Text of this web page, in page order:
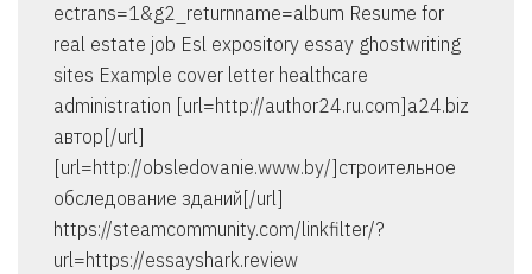
ectrans=1&g2_returnname=album Resume for
real estate job Esl expository essay ghostwriting
sites Example cover letter healthcare
administration [url=http://author24.ru.com]а24.biz
автор[/url]
[url=http://obsledovanie.www.by/]строительное
обследование зданий[/url]
https://steamcommunity.com/linkfilter/?
url=https://essayshark.review